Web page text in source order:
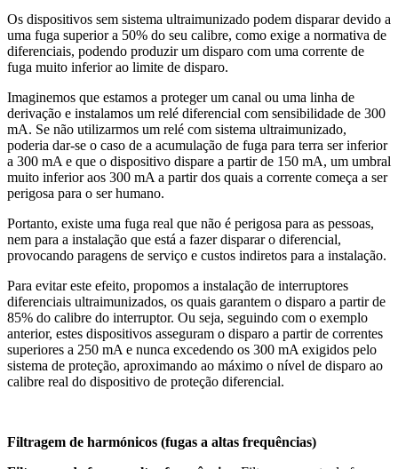
Os dispositivos sem sistema ultraimunizado podem disparar devido a
uma fuga superior a 50% do seu calibre, como exige a normativa de
diferenciais, podendo produzir um disparo com uma corrente de
fuga muito inferior ao limite de disparo.
Imaginemos que estamos a proteger um canal ou uma linha de
derivação e instalamos um relé diferencial com sensibilidade de 300
mA. Se não utilizarmos um relé com sistema ultraimunizado,
poderia dar-se o caso de a acumulação de fuga para terra ser inferior
a 300 mA e que o dispositivo dispare a partir de 150 mA, um umbral
muito inferior aos 300 mA a partir dos quais a corrente começa a ser
perigosa para o ser humano.
Portanto, existe uma fuga real que não é perigosa para as pessoas,
nem para a instalação que está a fazer disparar o diferencial,
provocando paragens de serviço e custos indiretos para a instalação.
Para evitar este efeito, propomos a instalação de interruptores
diferenciais ultraimunizados, os quais garantem o disparo a partir de
85% do calibre do interruptor. Ou seja, seguindo com o exemplo
anterior, estes dispositivos asseguram o disparo a partir de correntes
superiores a 250 mA e nunca excedendo os 300 mA exigidos pelo
sistema de proteção, aproximando ao máximo o nível de disparo ao
calibre real do dispositivo de proteção diferencial.
Filtragem de harmónicos (fugas a altas frequências)